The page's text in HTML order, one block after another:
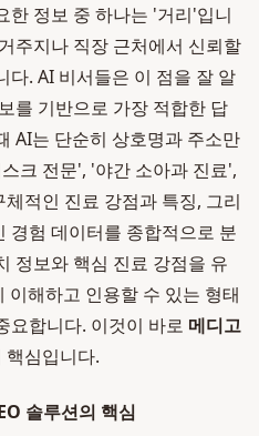
한 정보 중 하나는 '거리'입니
주지나 직장 근처에서 신뢰할
다. AI 비서들은 이 점을 잘 알
를 기반으로 가장 적합한 답
AI는 단순히 상호명과 주소만
크 전문', '야간 소아과 진료',
적인 진료 강점과 특징, 그리
경험 데이터를 종합적으로 분
정보와 핵심 진료 강점을 유
이해하고 인용할 수 있는 형태
요합니다. 이것이 바로 메디고
핵심입니다.
솔루션의 핵심